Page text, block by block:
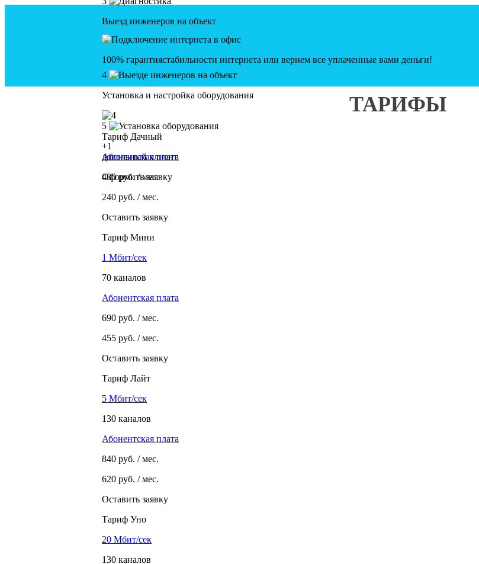
Выезд инженеров на объект
4
Установка и настройка оборудования
5
+1
довольный клиент
Оформить заявку
100% гарантиястабильности интернета или вернем все уплаченные вами деньги!
ТАРИФЫ
Тариф Дачный
Абонентская плата
480руб. / мес.
240 руб. / мес.
Оставить заявку
Тариф Мини
1 Мбит/сек
70 каналов
Абонентская плата
690 руб. / мес.
455 руб. / мес.
Оставить заявку
Тариф Лайт
5 Мбит/сек
130 каналов
Абонентская плата
840 руб. / мес.
620 руб. / мес.
Оставить заявку
Тариф Уно
20 Мбит/сек
130 каналов